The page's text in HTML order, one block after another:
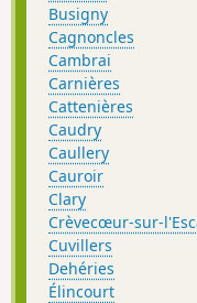
Busigny
Cagnoncles
Cambrai
Carnières
Cattenières
Caudry
Caullery
Cauroir
Clary
Crèvecœur-sur-
Cuvillers
Dehéries
Élincourt